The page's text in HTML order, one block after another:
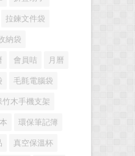
拉鍊文件袋
納袋
會員咭 月曆
毛氈電腦袋
竹木手機支架
環保筆記簿
真空保溫杯